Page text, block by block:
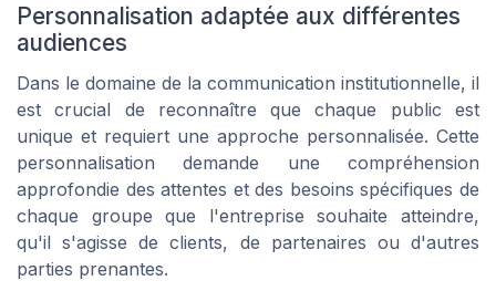
Personnalisation adaptée aux différentes
audiences
Dans le domaine de la communication institutionnelle, il
est crucial de reconnaître que chaque public est
unique et requiert une approche personnalisée. Cette
personnalisation demande une compréhension
approfondie des attentes et des besoins spécifiques de
chaque groupe que l'entreprise souhaite atteindre,
qu'il s'agisse de clients, de partenaires ou d'autres
parties prenantes.